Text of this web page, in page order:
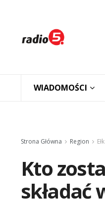
WIADOMOŚCI
Strona Główna Region Ełk
Kto
składać